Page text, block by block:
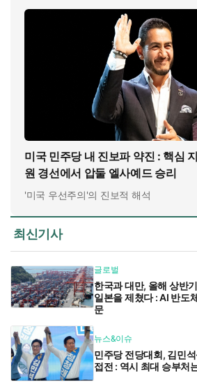
미국 민주당 내 진보파 약진 : 핵심
원 경선에서 압둘 엘사예드 승리
'미국 우선주의'의 진보적 해석
최신기사
글로벌
한국과 대만, 올해 상반
일본을 제쳤다 : AI 반도
문
뉴스&이슈
민주당 전당대회, 김민
접전 : 역시 최대 승부처